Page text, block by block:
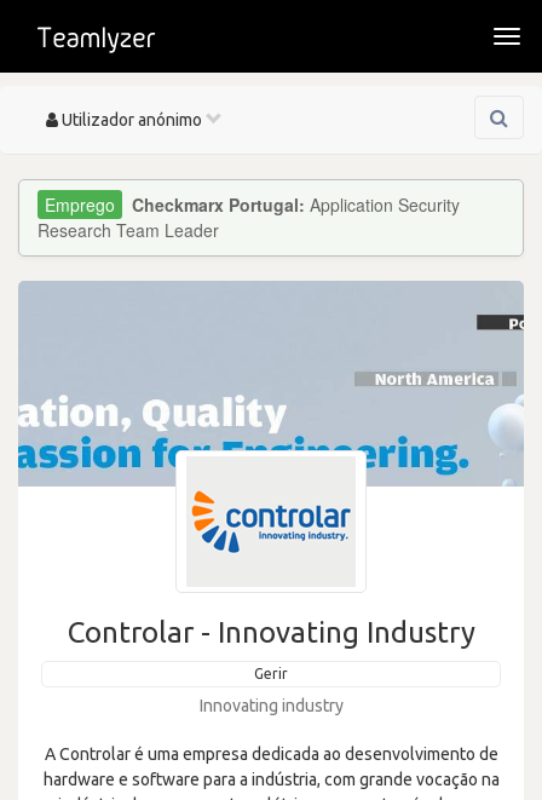
Toggle
Utilizador anónimo
Checkmarx Portugal: Application Security
Research Team Leader
Controlar - Innovating Industry
Gerir
Innovating industry
A Controlar é uma empresa dedicada ao desenvolvimento de
hardware e software para a indústria, com grande vocação na